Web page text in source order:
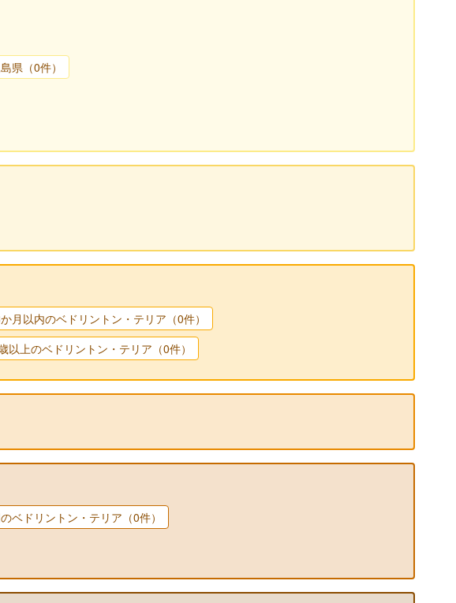
県（0件）
月以内のベドリントン・テリア（0件）
以上のベドリントン・テリア（0件）
ベドリントン・テリア（0件）